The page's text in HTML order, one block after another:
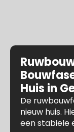
Huis in
De
nieuw huis.
een stabiele